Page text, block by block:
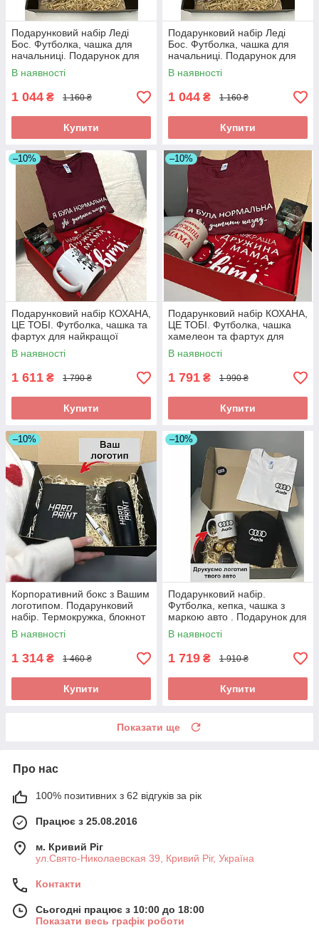
Подарунковий набір Леді
Бос. Футболка, чашка для
начальниці. Подарунок для
директора
В наявності
1 044 ₴ 1 160 ₴
Купити
Подарунковий набір Леді
Бос. Футболка, чашка для
начальниці. Подарунок для
директора
В наявності
1 044 ₴ 1 160 ₴
Купити
–10%
Подарунковий набір КОХАНА,
ЦЕ ТОБІ. Футболка, чашка та
фартух для найкращої
дружини та мами.
В наявності
1 611 ₴ 1 790 ₴
Купити
–10%
Подарунковий набір КОХАНА,
ЦЕ ТОБІ. Футболка, чашка
хамелеон та фартух для
найкращої дружини та мами.
В наявності
1 791 ₴ 1 990 ₴
Купити
–10%
Корпоративний бокс з Вашим
логотипом. Подарунковий
набір. Термокружка, блокнот
та ручка.
В наявності
1 314 ₴ 1 460 ₴
Купити
–10%
Подарунковий набір.
Футболка, кепка, чашка з
маркою авто . Подарунок для
чоловіка з логотипом
Audi(Ауді)
В наявності
1 719 ₴ 1 910 ₴
Купити
Показати ще
Про нас
100% позитивних з 62 відгуків за рік
Працює з 25.08.2016
м. Кривий Ріг
ул.Свято-Николаевская 39, Кривий Ріг, Україна
Контакти
Сьогодні працює з 10:00 до 18:00
Показати весь графік роботи